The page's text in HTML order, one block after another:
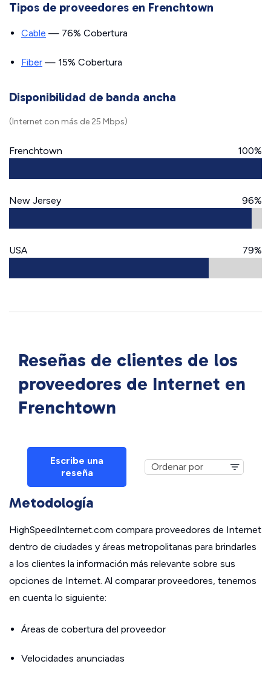
Tipos de proveedores en Frenchtown
Cable — 76% Cobertura
Fiber — 15% Cobertura
Disponibilidad de banda ancha
(Internet con más de 25 Mbps)
Frenchtown 100%
New Jersey 96%
USA 79%
Reseñas de clientes de los
proveedores de Internet en
Frenchtown
Escribe una
reseña
Metodología
HighSpeedInternet.com compara proveedores de Internet
dentro de ciudades y áreas metropolitanas para brindarles
a los clientes la información más relevante sobre sus
opciones de Internet. Al comparar proveedores, tenemos
en cuenta lo siguiente:
Áreas de cobertura del proveedor
Velocidades anunciadas